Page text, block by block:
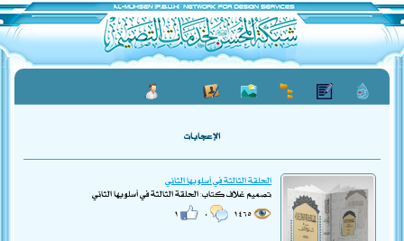
الإعجابات
الحلقة الثالثة في أسلوبها الثاني
تصميم غلاف كتاب: الحلقة الثالثة في أسلوبها الثاني